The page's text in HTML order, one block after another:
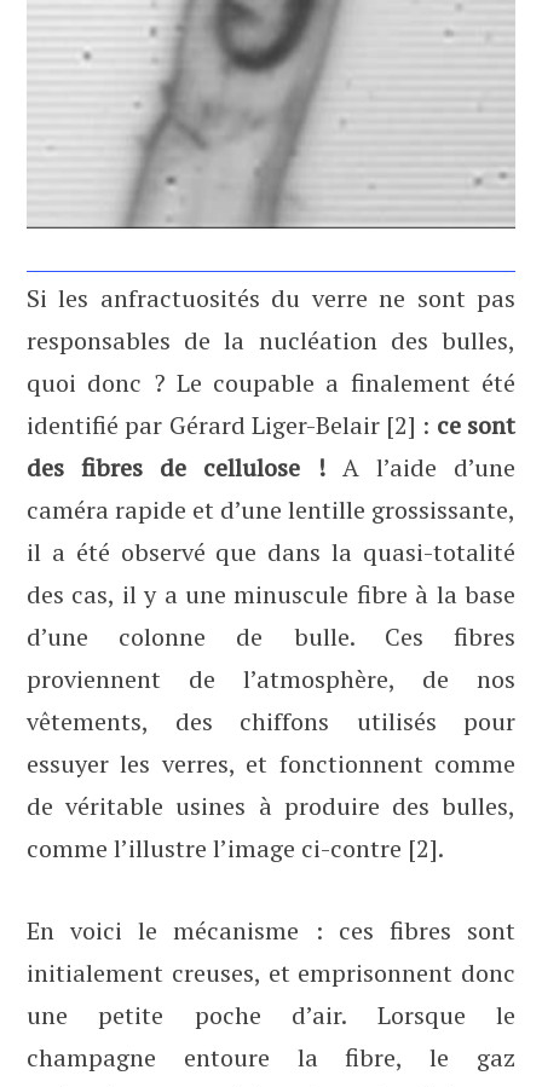
Si les anfractuosités du verre ne sont pas
responsables de la nucléation des bulles,
quoi donc ? Le coupable a finalement été
identifié par Gérard Liger-Belair [2] : ce sont
des fibres de cellulose !A l’aide d’une
caméra rapide et d’une lentille grossissante,
il a été observé que dans la quasi-totalité
des cas, il y a une minuscule fibre à la base
d’une colonne de bulle. Ces fibres
proviennent de l’atmosphère, de nos
vêtements, des chiffons utilisés pour
essuyer les verres, et fonctionnent comme
de véritable usines à produire des bulles,
comme l’illustre l’image ci-contre [2].
En voici le mécanisme : ces fibres sont
initialement creuses, et emprisonnent donc
une petite poche d’air. Lorsque le
champagne entoure la fibre, le gaz